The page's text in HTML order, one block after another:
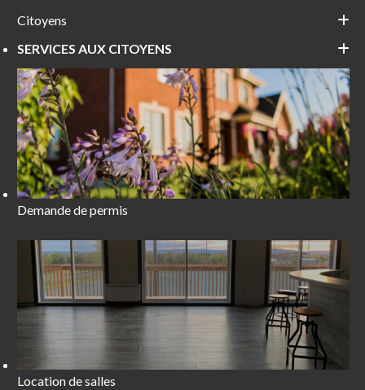
Citoyens
SERVICES AUX CITOYENS
Demande de permis
Location de salles